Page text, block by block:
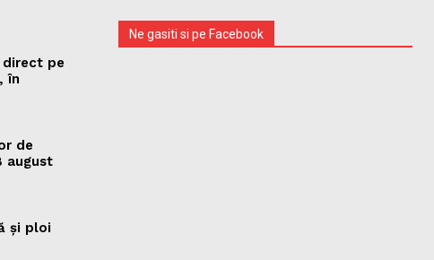
direct pe
în
de
august
şi ploi
Ne gasiti si pe Facebook